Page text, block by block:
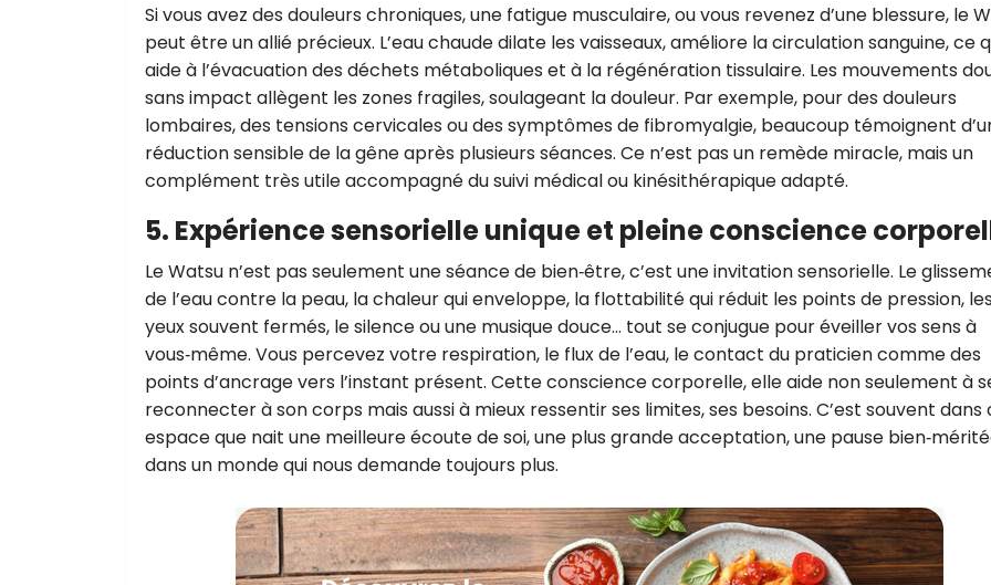
Si vous avez des douleurs chroniques, une fatigue musculaire, ou vous revenez d’une blessure, le
peut être un allié précieux. L’eau chaude dilate les vaisseaux, améliore la circulation sanguine, ce
aide à l’évacuation des déchets métaboliques et à la régénération tissulaire. Les mouvements
sans impact allègent les zones fragiles, soulageant la douleur. Par exemple, pour des douleurs
lombaires, des tensions cervicales ou des symptômes de fibromyalgie, beaucoup témoignent
réduction sensible de la gêne après plusieurs séances. Ce n’est pas un remède miracle, mais un
complément très utile accompagné du suivi médical ou kinésithérapique adapté.
5. Expérience sensorielle unique et pleine conscience
Le Watsu n’est pas seulement une séance de bien‑être, c’est une invitation sensorielle. Le
de l’eau contre la peau, la chaleur qui enveloppe, la flottabilité qui réduit les points de pression,
yeux souvent fermés, le silence ou une musique douce… tout se conjugue pour éveiller vos sens à
vous‑même. Vous percevez votre respiration, le flux de l’eau, le contact du praticien comme des
points d’ancrage vers l’instant présent. Cette conscience corporelle, elle aide non seulement à
reconnecter à son corps mais aussi à mieux ressentir ses limites, ses besoins. C’est souvent dans
espace que nait une meilleure écoute de soi, une plus grande acceptation, une pause
dans un monde qui nous demande toujours plus.